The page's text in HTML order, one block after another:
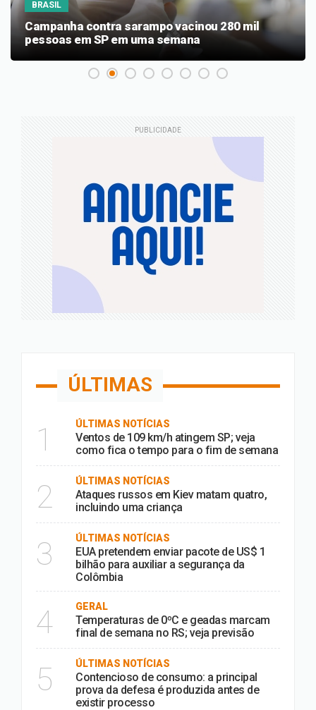
BRASIL
Campanha contra sarampo vacinou 280 mil
pessoas em SP em uma semana
PUBLICIDADE
ÚLTIMAS
1 ÚLTIMAS NOTÍCIAS
Ventos de 109 km/h atingem SP; veja
como fica o tempo para o fim de semana
2 ÚLTIMAS NOTÍCIAS
Ataques russos em Kiev matam quatro,
incluindo uma criança
3 ÚLTIMAS NOTÍCIAS
EUA pretendem enviar pacote de US$ 1
bilhão para auxiliar a segurança da
Colômbia
4 GERAL
Temperaturas de 0ºC e geadas marcam
final de semana no RS; veja previsão
5 ÚLTIMAS NOTÍCIAS
Contencioso de consumo: a principal
prova da defesa é produzida antes de
existir processo